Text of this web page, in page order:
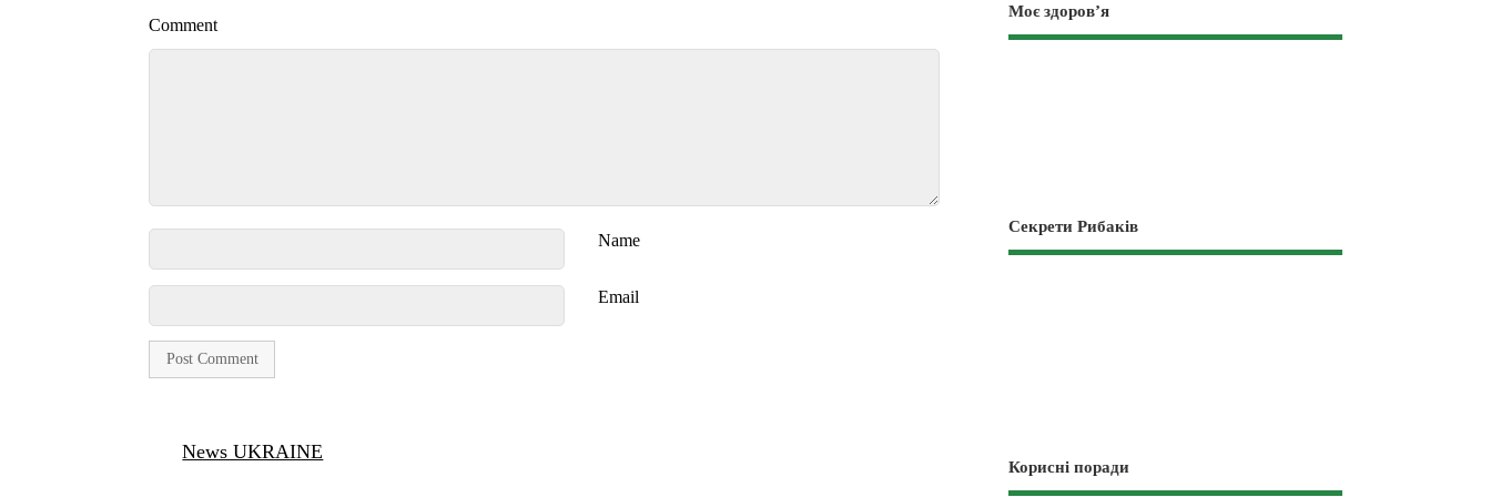
Comment
Name
Email
News UKRAINE
Моє здоров’я
Секрети Рибаків
Корисні поради